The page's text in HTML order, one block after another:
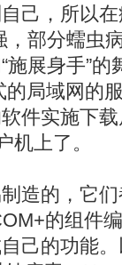
己，所以
，部分蠕虫
施展身手”
局域网的
件实施下
机上了。
的，它们
的组件
己的功能